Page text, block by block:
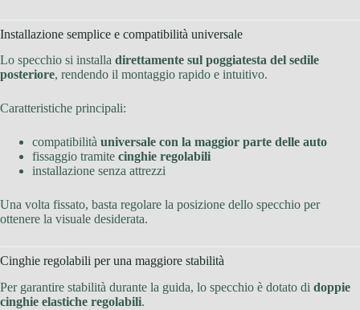
Installazione semplice e compatibilità universale
Lo specchio si installa direttamente sul poggiatesta del sedile
posteriore, rendendo il montaggio rapido e intuitivo.
Caratteristiche principali:
compatibilità universale con la maggior parte delle auto
fissaggio tramite cinghie regolabili
installazione senza attrezzi
Una volta fissato, basta regolare la posizione dello specchio per
ottenere la visuale desiderata.
Cinghie regolabili per una maggiore stabilità
Per garantire stabilità durante la guida, lo specchio è dotato di doppie
cinghie elastiche regolabili.